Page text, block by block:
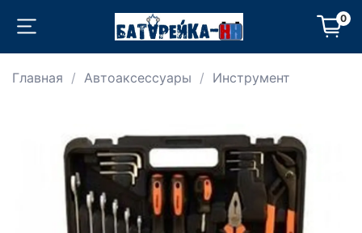
0
Главная Автоаксессуары Инструмент